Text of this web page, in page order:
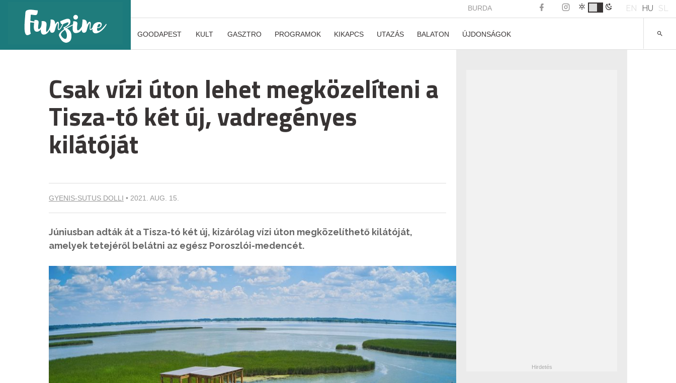
BURDA EN HU SL
GOODAPEST KULT GASZTRO PROGRAMOK KIKAPCS UTAZÁS BALATON ÚJDONSÁGOK
Csak vízi úton lehet megközelíteni a
Tisza-tó két új, vadregényes
kilátóját
GYENIS-SUTUS DOLLI • 2021. AUG. 15.
Júniusban adták át a Tisza-tó két új, kizárólag vízi úton megközelíthető kilátóját,
amelyek tetejéről belátni az egész Poroszlói-medencét.